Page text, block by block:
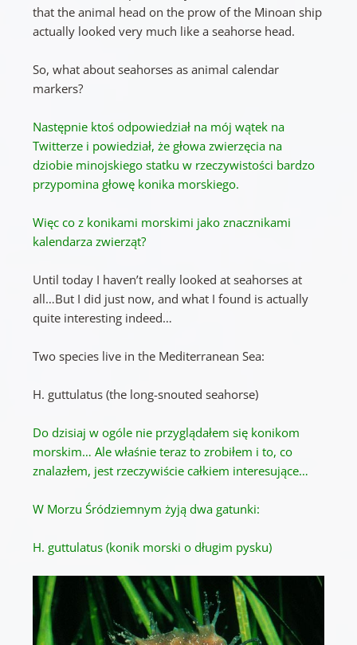
that the animal head on the prow of the Minoan ship
actually looked very much like a seahorse head.
So, what about seahorses as animal calendar
markers?
Następnie ktoś odpowiedział na mój wątek na
Twitterze i powiedział, że głowa zwierzęcia na
dziobie minojskiego statku w rzeczywistości bardzo
przypomina głowę konika morskiego.
Więc co z konikami morskimi jako znacznikami
kalendarza zwierząt?
Until today I haven’t really looked at seahorses at
all…But I did just now, and what I found is actually
quite interesting indeed…
Two species live in the Mediterranean Sea:
H. guttulatus (the long-snouted seahorse)
Do dzisiaj w ogóle nie przyglądałem się konikom
morskim… Ale właśnie teraz to zrobiłem i to, co
znalazłem, jest rzeczywiście całkiem interesujące…
W Morzu Śródziemnym żyją dwa gatunki:
H. guttulatus (konik morski o długim pysku)